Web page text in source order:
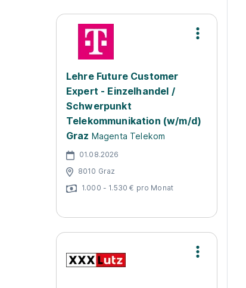
Lehre Future Customer
Expert - Einzelhandel /
Schwerpunkt
Telekommunikation (w/m/d)
Graz Magenta Telekom
01.08.2026
8010 Graz
1.000 - 1.530 € pro Monat